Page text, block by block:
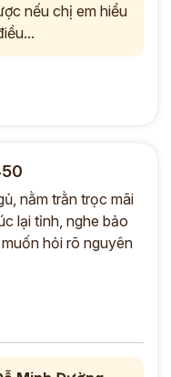
nếu chị em hiểu
nằm trằn trọc mãi
lại tỉnh, nghe bảo
hỏi rõ nguyên